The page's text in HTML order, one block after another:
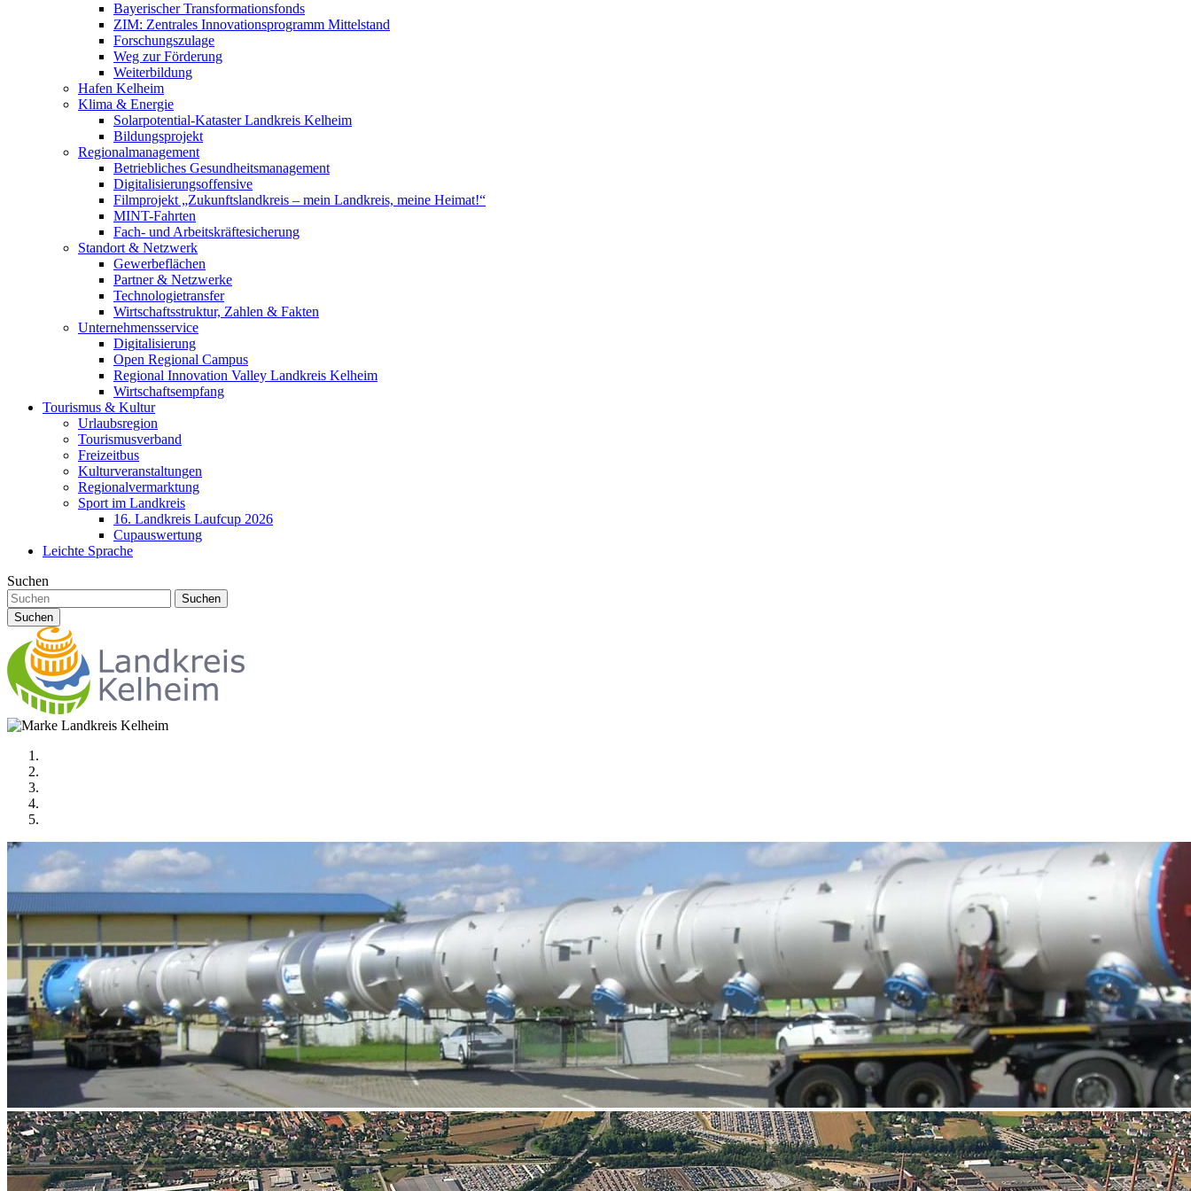
Bayerischer Transformationsfonds
ZIM: Zentrales Innovationsprogramm Mittelstand
Forschungszulage
Weg zur Förderung
Weiterbildung
Hafen Kelheim
Klima & Energie
Solarpotential-Kataster Landkreis Kelheim
Bildungsprojekt
Regionalmanagement
Betriebliches Gesundheitsmanagement
Digitalisierungsoffensive
Filmprojekt „Zukunftslandkreis – mein Landkreis, meine Heimat!“
MINT-Fahrten
Fach- und Arbeitskräftesicherung
Standort & Netzwerk
Gewerbeflächen
Partner & Netzwerke
Technologietransfer
Wirtschaftsstruktur, Zahlen & Fakten
Unternehmensservice
Digitalisierung
Open Regional Campus
Regional Innovation Valley Landkreis Kelheim
Wirtschaftsempfang
Tourismus & Kultur
Urlaubsregion
Tourismusverband
Freizeitbus
Kulturveranstaltungen
Regionalvermarktung
Sport im Landkreis
16. Landkreis Laufcup 2026
Cupauswertung
Leichte Sprache
Suchen
Suchen
Suchen